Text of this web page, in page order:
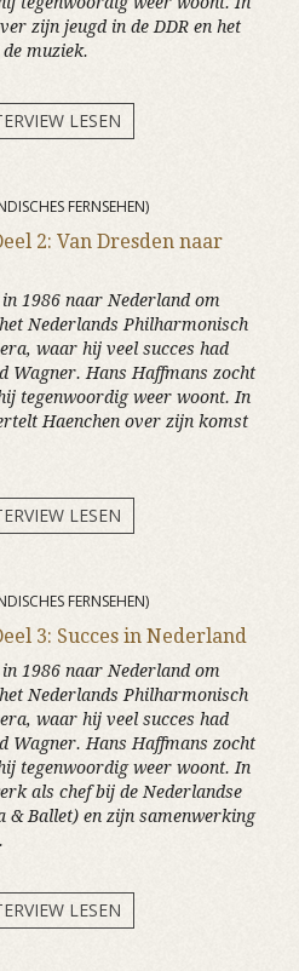
zijn jeugd in de DDR en het
muziek.
LESEN
FERNSEHEN)
2: Van Dresden naar
1986 naar Nederland om
Nederlands Philharmonisch
waar hij veel succes had
Wagner. Hans Haffmans zocht
tegenwoordig weer woont. In
Haenchen over zijn komst
LESEN
FERNSEHEN)
3: Succes in Nederland
1986 naar Nederland om
Nederlands Philharmonisch
waar hij veel succes had
Wagner. Hans Haffmans zocht
tegenwoordig weer woont. In
als chef bij de Nederlandse
& Ballet) en zijn samenwerking
LESEN